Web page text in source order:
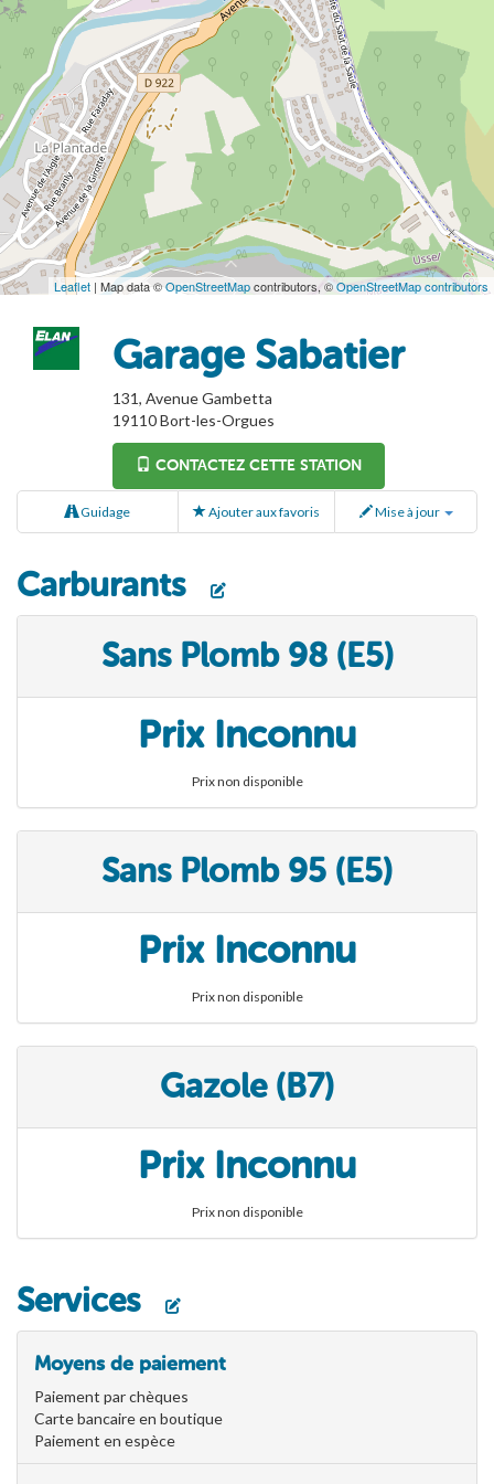
Leaflet | Map data ©OpenStreetMapcontributors, ©OpenStreetMap contributors
Garage Sabatier
131, Avenue Gambetta
19110Bort-les-Orgues
CONTACTEZ CETTE STATION
Guidage Ajouter aux favoris Mise à jour
Carburants
Sans Plomb 98 (E5)
Prix Inconnu
Prix non disponible
Sans Plomb 95 (E5)
Prix Inconnu
Prix non disponible
Gazole (B7)
Prix Inconnu
Prix non disponible
Services
Moyens de paiement
Paiement par chèques
Carte bancaire en boutique
Paiement en espèce